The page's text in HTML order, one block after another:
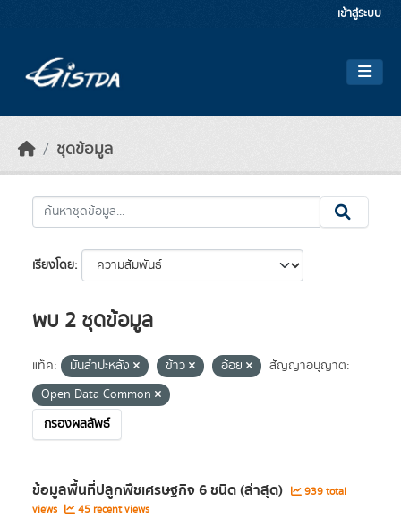
เข้าสู่ระบบ
ชุดข้อมูล
เรียงโดย
พบ 2 ชุดข้อมูล
แท็ค: มันสำปะหลัง ข้าว อ้อย
สัญญาอนุญาต:
Open Data Common
กรองผลลัพธ์
ข้อมูลพื้นที่ปลูกพืชเศรษฐกิจ 6 ชนิด (ล่าสุด)
939 total
views
45 recent views